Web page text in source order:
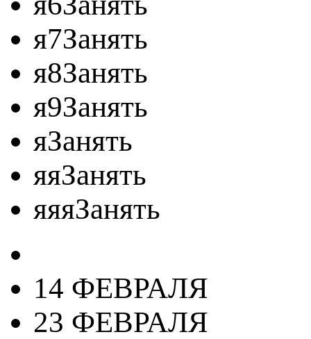
я7Занять
я8Занять
я9Занять
яЗанять
яяЗанять
яяяЗанять
14 ФЕВРАЛЯ
23 ФЕВРАЛЯ